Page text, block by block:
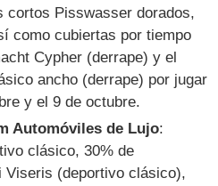
cortos Pisswasser dorados,
como cubiertas por tiempo
Cypher (derrape) y el
ancho (derrape) por jugar
y el 9 de octubre.
Automóviles de Lujo:
clásico, 30% de
Viseris (deportivo clásico),